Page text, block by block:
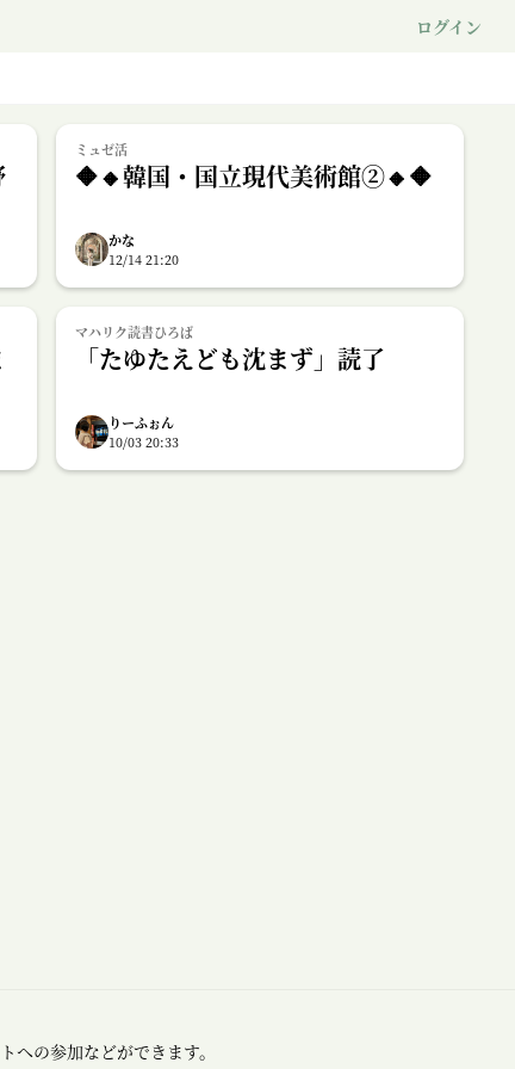
ログイン
ミュゼ活
🔶🔸韓国・国立現代美術館②🔸🔶
かな
12/14 21:20
マハリク読書ひろば
「たゆたえども沈まず」読了
りーふぉん
10/03 20:33
への参加などができます。